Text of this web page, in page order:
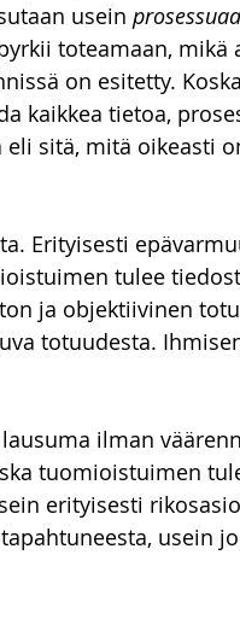
usein
toteamaan, mikä
on esitetty. Koska
kaikkea tietoa,
sitä, mitä oikeasti
Erityisesti
tulee
ja objektiivinen
totuudesta.
ilman
tuomioistuimen
erityisesti
usein